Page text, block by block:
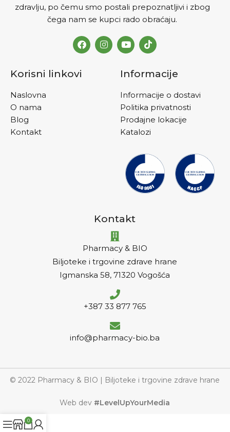
zdravlju, po čemu smo postali prepoznatljivi i zbog
čega nam se kupci rado obraćaju.
Korisni linkovi
Naslovna
O nama
Blog
Kontakt
Informacije
Informacije o dostavi
Politika privatnosti
Prodajne lokacije
Katalozi
Kontakt
Pharmacy & BIO
Biljoteke i trgovine zdrave hrane
Igmanska 58, 71320 Vogošća
+387 33 877 765
info@pharmacy-bio.ba
© 2022 Pharmacy & BIO | Biljoteke i trgovine zdrave hrane
Web dev #LevelUpYourMedia
0